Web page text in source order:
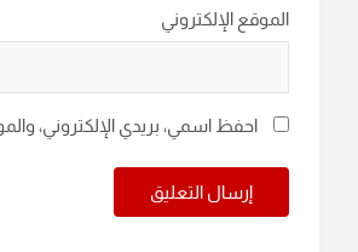
الموقع الإلكتروني
احفظ اسمي، بريدي الإلكتروني،